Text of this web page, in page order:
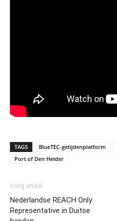
TAGS BlueTEC-getijdenplatform
Port of Den Helder
Vorig artikel
Nederlandse REACH Only
Representative in Duitse